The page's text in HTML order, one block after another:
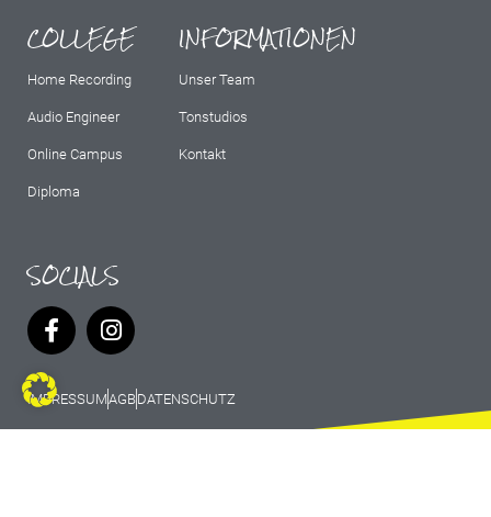
COLLEGE
Home Recording
Audio Engineer
Online Campus
Diploma
INFORMATIONEN
Unser Team
Tonstudios
Kontakt
SOCIALS
IMPRESSUMAGBDATENSCHUTZ